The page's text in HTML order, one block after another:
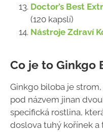
Doctor’s Best
(120 kapslí)
Nástroje Zdraví
Co je to Ginkgo
Ginkgo biloba je
pod názvem jinan
specifická rostlina,
doslova tuhý kořínek a